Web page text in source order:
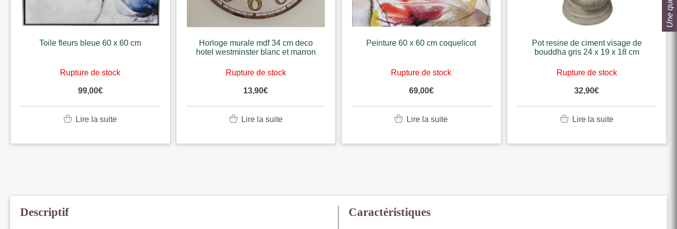
Toile fleurs bleue 60 x 60 cm
Rupture de stock
99,00€
Lire la suite
Horloge murale mdf 34 cm deco
hotel westminster blanc et marron
Rupture de stock
13,90€
Lire la suite
Peinture 60 x 60 cm coquelicot
Rupture de stock
69,00€
Lire la suite
Pot resine de ciment visage de
bouddha gris 24 x 19 x 18 cm
Rupture de stock
32,90€
Lire la suite
Descriptif Caractéristiques